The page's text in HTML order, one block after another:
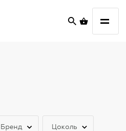
Бренд Цоколь